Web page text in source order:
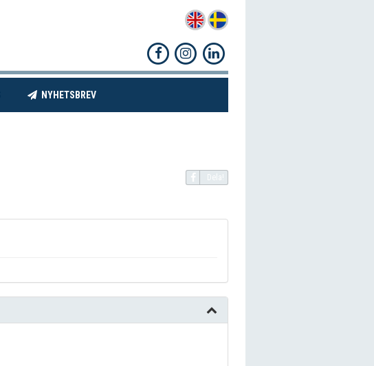
(CURRENT)NYHETSBREV(CURRENT)
Dela!